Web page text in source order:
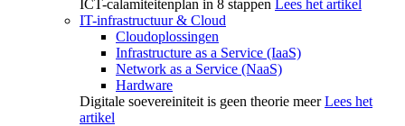
ICT-calamiteitenplan in 8 stappen Lees het artikel
IT-infrastructuur & Cloud
Cloudoplossingen
Infrastructure as a Service (IaaS)
Network as a Service (NaaS)
Hardware
Digitale soevereiniteit is geen theorie meer Lees het
artikel